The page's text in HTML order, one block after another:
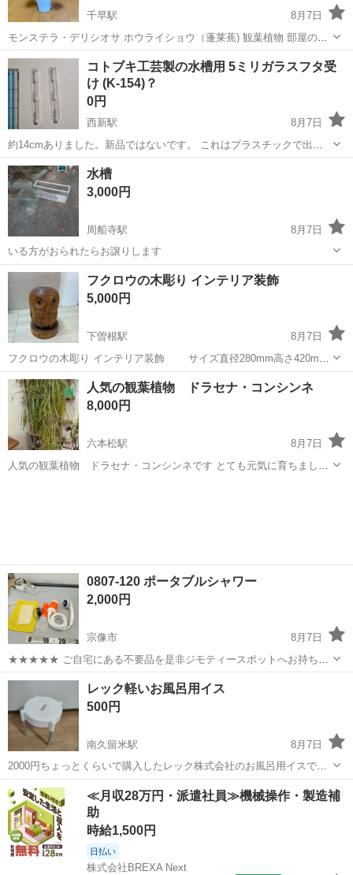
千早駅
8月7日
モンステラ・デリシオサ ホウライショウ（蓬莱蕉) 観葉植物 部屋の中
で育っていました サイズ 床から34cm 取引場所 福岡市東区千早2丁
目
福岡 福岡市 千早駅 家庭用品 モンステラ
コトブキ工芸製の水槽用 5ミリガラスフタ受
け (K-154)？
0円
西新駅
8月7日
約14cmありました。新品ではないです。 これはプラスチックで出来
ています。 ⬇ AI による概要 これはコトブキ工芸製の水槽用「5ミリガ
ラスフタ受け (K-154)」です。 フレームレス水槽のガラス厚5mmに対
応して...
福岡 福岡市 西新駅
水槽
3,000円
周船寺駅
8月7日
いる方がおられたらお譲りします
福岡 福岡市 周船寺駅 家庭用品
フクロウの木彫り インテリア装飾
5,000円
下曽根駅
8月7日
フクロウの木彫り インテリア装飾 サイズ直径280mm高さ420mm
多少の寸法の誤差はご了承下さい。 中古品となりますので傷汚れ等ご
ざいます。 画像にてご確認の上、ご購入お願い致します。 直接引取り
大歓迎です！
福岡 北九州市 下曽根駅 家庭用品 フクロウ
人気の観葉植物 ドラセナ・コンシンネ
8,000円
六本松駅
8月7日
人気の観葉植物 ドラセナ・コンシンネです とても元気に育ちまし
0807-120 ポータブルシャワー
2,000円
宗像市
8月7日
★★★★★ ご自宅にある不要品を是非ジモティースポットへお持ち込
みしませんか？ 家電、趣味・スポーツ・レジャー用品、こども用品、
衣料服飾品、生活雑貨、家具、本、CD・DVDなどが無料でまとめて持
ち込めます！ ※詳細はこ...
福岡 宗像市 家庭用品 スポット
レック軽いお風呂用イス
500円
南久留米駅
8月7日
2000円ちょっとくらいで購入したレック株式会社のお風呂用イスで
す。 サイズが合わず、ほとんど使っていないので綺麗な状態です。引
き取りに来てくれる方希望です。 とで軽いです。
福岡 久留米市 南久留米駅 家庭用品
≪月収28万円・派遣社員≫機械操作・製造補
助
時給1,500円
日払い
株式会社BREXA Next